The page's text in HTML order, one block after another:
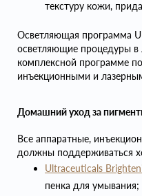
текстуру кожи,
Осветляющая программа
осветляющие процедуры в
комплексной программе
инъекционными и
Домашний уход за
Все аппаратные,
должны поддерживаться
Ultraceuticals Brighte
пенка для умывания;